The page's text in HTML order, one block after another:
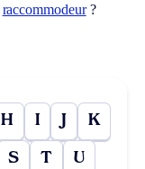
raccommodeur?
H I J K
S T U